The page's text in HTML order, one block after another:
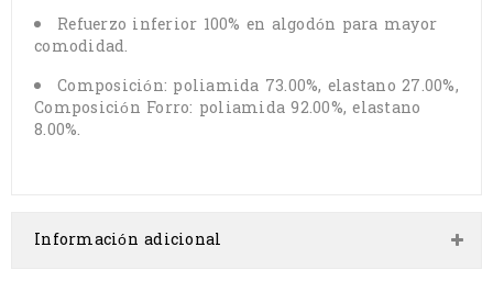
Refuerzo inferior 100% en algodón para mayor
comodidad.
Composición: poliamida 73.00%, elastano 27.00%,
Composición Forro: poliamida 92.00%, elastano
8.00%.
Información adicional